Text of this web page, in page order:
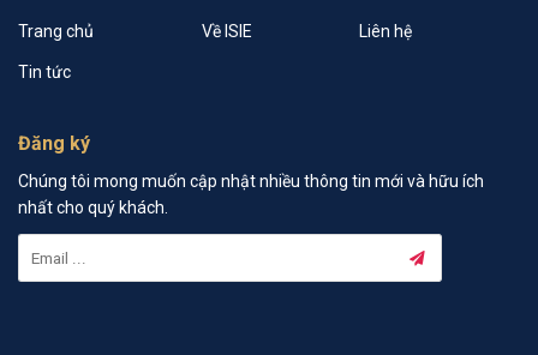
Trang chủ Về ISIE Liên hệ
Tin tức
Đăng ký
Chúng tôi mong muốn cập nhật nhiều thông tin mới và hữu ích
nhất cho quý khách.